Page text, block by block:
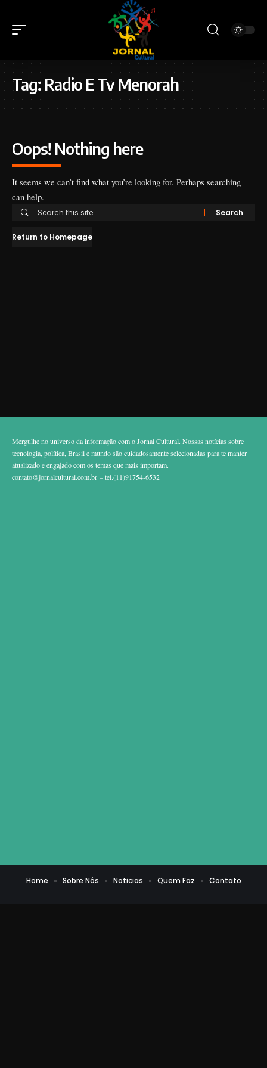
Tag: Radio E Tv Menorah
Oops! Nothing here
It seems we can’t find what you’re looking for. Perhaps searching
can help.
Return to Homepage
Mergulhe no universo da informação com o Jornal Cultural. Nossas notícias sobre
tecnologia, política, Brasil e mundo são cuidadosamente selecionadas para te manter
atualizado e engajado com os temas que mais importam.
contato@jornalcultural.com.br – tel.(11)91754-6532
Home Sobre Nós Noticias Quem Faz Contato